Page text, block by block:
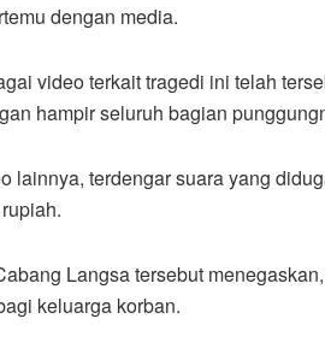
dengan media.
video terkait tragedi ini telah
hampir seluruh bagian
lainnya, terdengar suara yang
Langsa tersebut
keluarga korban.